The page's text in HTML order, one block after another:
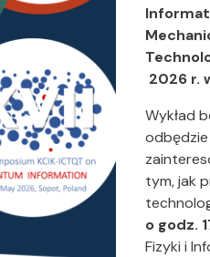
2026 r.
Wykład
odbędzie
tym, jak
o godz.
Fizyki i